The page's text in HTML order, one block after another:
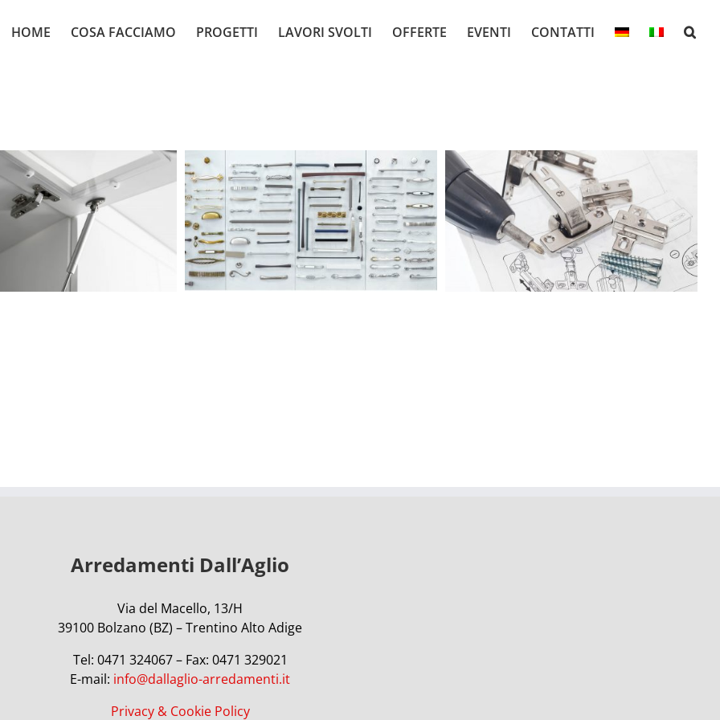
HOME COSA FACCIAMO PROGETTI LAVORI SVOLTI OFFERTE EVENTI CONTATTI
Arredamenti Dall’Aglio
Via del Macello, 13/H
39100 Bolzano (BZ) – Trentino Alto Adige
Tel: 0471 324067 – Fax: 0471 329021
E-mail: info@dallaglio-arredamenti.it
Privacy & Cookie Policy